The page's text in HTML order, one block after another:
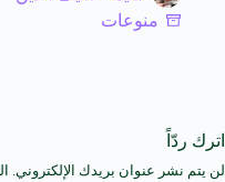
منوعات
اترك ردّاً
لن يتم نشر عنوان بريدك الإلكتروني.
A